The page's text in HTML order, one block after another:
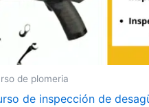
de plomeria
de inspección de